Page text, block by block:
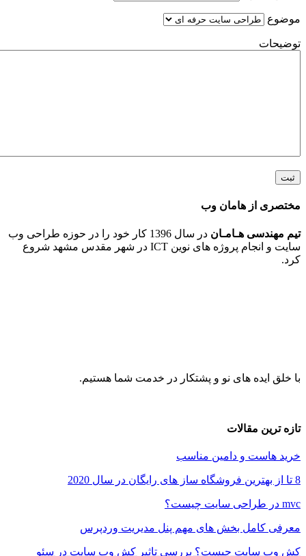
از هامان وب
هـامـان
در سال 1396 کار خود را در حوزه طراحی وب
سایت و انجام پروژه های نوین ICT در شهر مقدس مشهد شروع
های نو و پشتکار در خدمت شما هستیم.
مقالات
و دامین مناسب
کامل بخش های مهم پنل مدیریت وردپرس
چیست؟ بررسی تاثیر کش وب سایت در سئو